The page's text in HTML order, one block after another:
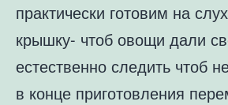
практически готовим на
крышку- чтоб овощи дали
естественно следить чтоб
в конце приготовления